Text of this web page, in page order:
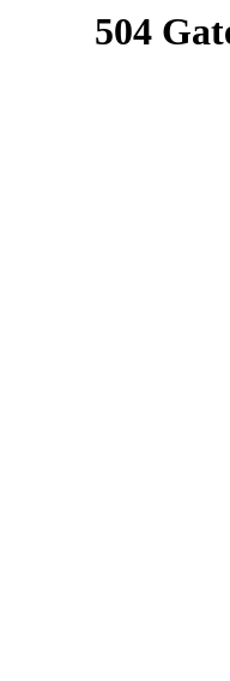
504